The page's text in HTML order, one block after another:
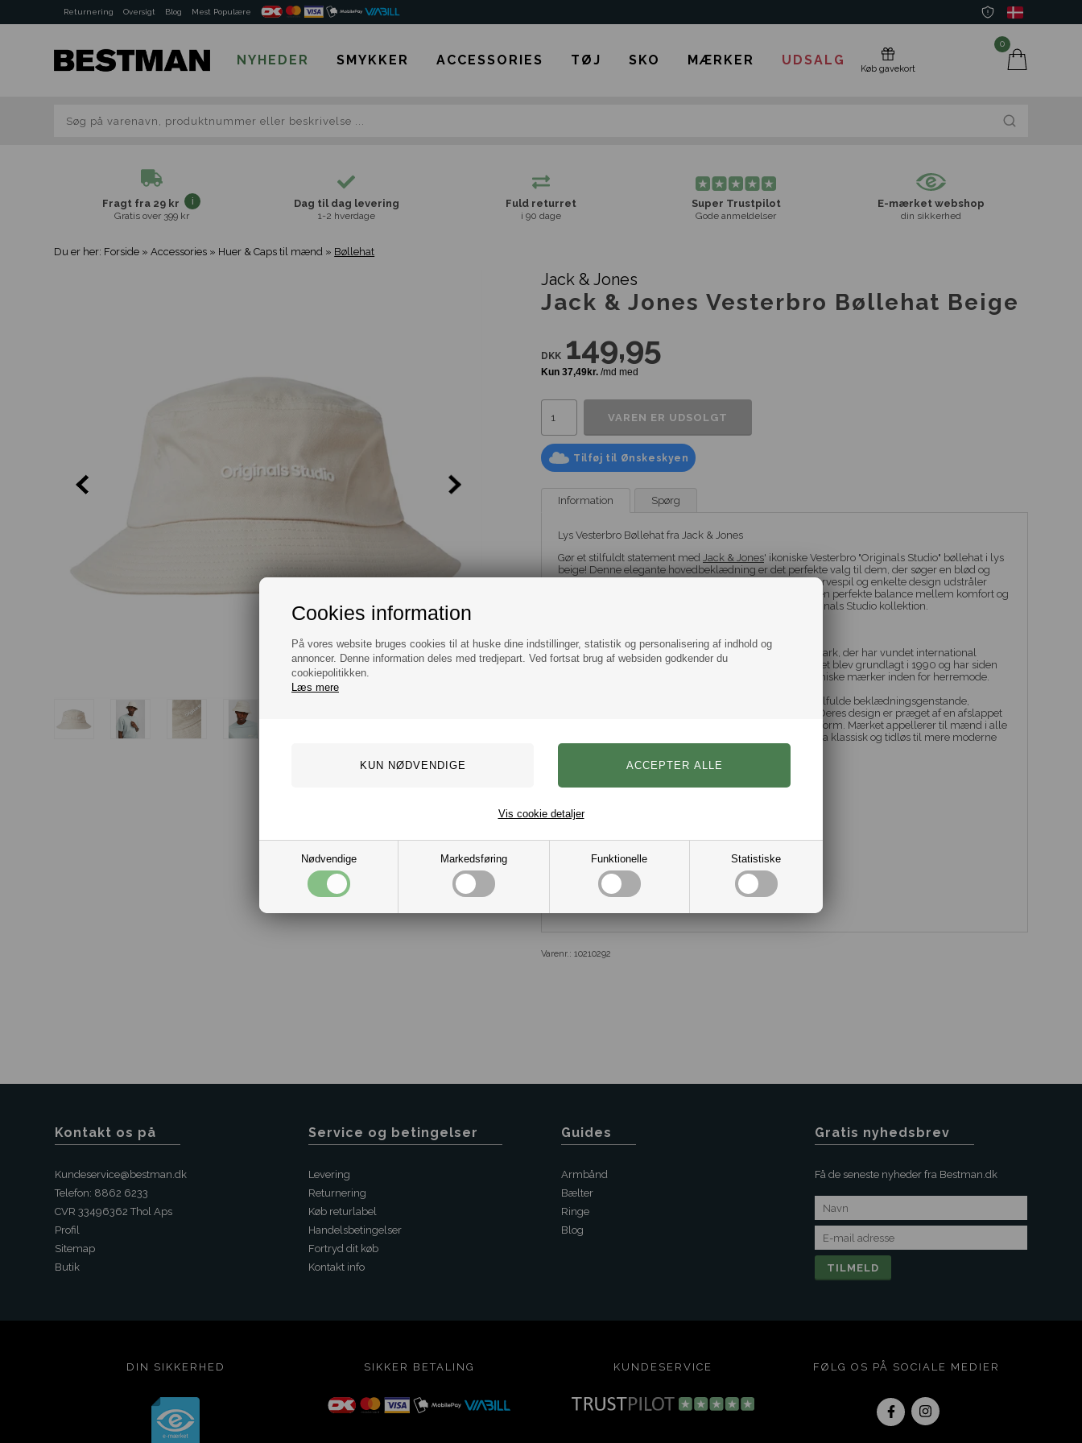
Cookies information
På vores website bruges cookies til at huske dine indstillinger, statistik og personalisering af indhold og
annoncer. Denne information deles med tredjepart. Ved fortsat brug af websiden godkender du
cookiepolitikken.
Læs mere
Nødvendige Markedsføring Funktionelle Statistiske
Vis cookie detaljer
Returnering Oversigt Blog Mest Populære
NYHEDER SMYKKER ACCESSORIES TØJ SKO MÆRKER UDSALG
0
Køb gavekort
Fragt fra 29 kr
Gratis over 399 kr
Dag til dag levering
1-2 hverdage
Fuld returret
i 90 dage
Super Trustpilot
Gode anmeldelser
E-mærket webshop
din sikkerhed
Du er her: Forside »Accessories » Huer & Caps til mænd » Bøllehat
Jack & Jones
Jack & Jones Vesterbro Bøllehat Beige
DKK 149,95
Tilføj til Ønskeskyen
Information Spørg
Lys Vesterbro Bøllehat fra Jack & Jones
Gør et stilfuldt statement med Jack & Jones' ikoniske Vesterbro "Originals Studio" bøllehat i lys
beige! Denne elegante hovedbeklædning er det perfekte valg til dem, der søger en blød og
alligevel stilfuld tilgang til deres outfit. Med sit subtile farvespil og enkelte design udstråler
denne bøllehat tidløs klasse og urban attitude. Oplev den perfekte balance mellem komfort og
stil med denne lys beige bøllehat fra Jack & Jones' Originals Studio kollektion.
Jack & Jones er et velkendt tøjmærke med base i Danmark, der har vundet international
anerkendelse for sin moderne og trendy herretøj. Mærket blev grundlagt i 1990 og har siden
da udviklet sig til at være et af de mest populære og ikoniske mærker inden for herremode.
Jack & Jones er kendt for at tilbyde et bredt udvalg af stilfulde beklædningsgenstande,
herunder jeans, t-shirts, skjorter, jakker og accessories. Deres design er præget af en afslappet
og ungdommelig attitude med fokus på kvalitet og pasform. Mærket appellerer til mænd i alle
aldre og tilbyder forskellige kollektioner, der spænder fra klassisk og tidløs til mere moderne
og trendy stilarter.
Varenr.: 10210292
Kontakt os på
Kundeservice@bestman.dk
Telefon: 8862 6233
CVR 33496362 Thol Aps
Profil
Sitemap
Butik
Service og betingelser
Levering
Returnering
Køb returlabel
Handelsbetingelser
Fortryd dit køb
Kontakt info
Guides
Armbånd
Bælter
Ringe
Blog
Gratis nyhedsbrev
Få de seneste nyheder fra Bestman.dk
DIN SIKKERHED SIKKER BETALING KUNDESERVICE FØLG OS PÅ SOCIALE MEDIER